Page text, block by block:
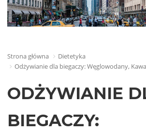
Strona główna
Dietetyka
Odżywianie dla biegaczy: Węglowodany,
ODŻYWIANIE
BIEGACZY: